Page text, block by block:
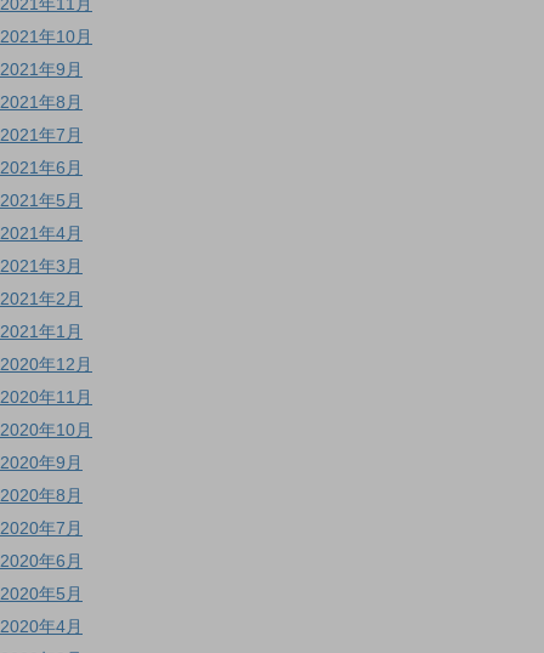
2021年10月
2021年9月
2021年8月
2021年7月
2021年6月
2021年5月
2021年4月
2021年3月
2021年2月
2021年1月
2020年12月
2020年11月
2020年10月
2020年9月
2020年8月
2020年7月
2020年6月
2020年5月
2020年4月